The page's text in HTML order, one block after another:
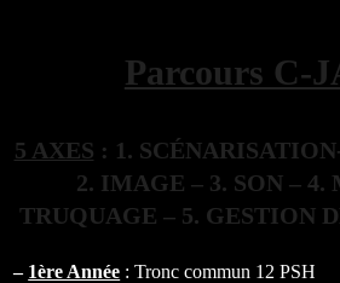
Parcours C-
5 AXES : 1.
2. IMAGE – 3. SON – 4.
TRUQUAGE – 5. GESTION
– 1ère Année : Tronc commun 12 PSH